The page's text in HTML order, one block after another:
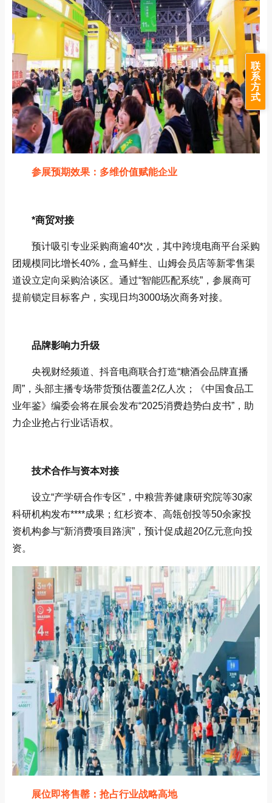
参展预期效果：多维价值赋能企业
‌*商贸对接‌
预计吸引专业采购商逾40*次，其中跨境电商平台采购
团规模同比增长40%，盒马鲜生、山姆会员店等新零售渠
道设立定向采购洽谈区‌。通过“智能匹配系统”，参展商可
提前锁定目标客户，实现日均3000场次商务对接‌。
‌品牌影响力升级‌
央视财经频道、抖音电商联合打造“糖酒会品牌直播
周”，头部主播专场带货预估覆盖2亿人次；《中国食品工
业年鉴》编委会将在展会发布“2025消费趋势白皮书”，助
力企业抢占行业话语权‌。
技术合作与资本对接‌
设立“产学研合作专区”，中粮营养健康研究院等30家
科研机构发布****成果；红杉资本、高瓴创投等50余家投
资机构参与“新消费项目路演”，预计促成超20亿元意向投
资‌。
展位即将售罄：抢占行业战略高地
联
系
方
式